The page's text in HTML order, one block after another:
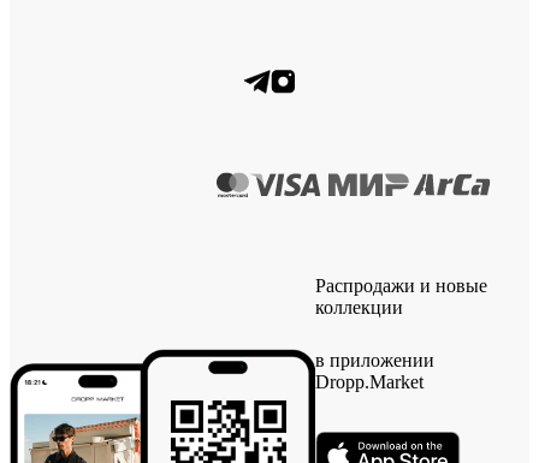
Распродажи и новые
коллекции
в приложении
Dropp.Market